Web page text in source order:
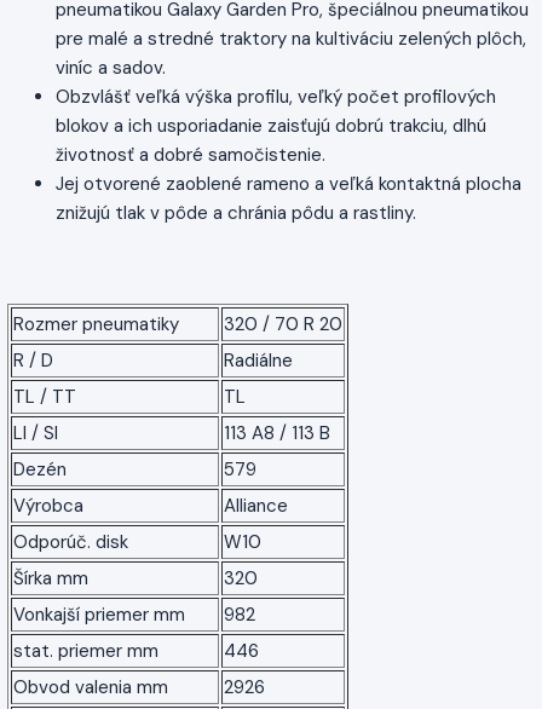
pneumatikou Galaxy Garden Pro, špeciálnou pneumatikou
pre malé a stredné traktory na kultiváciu zelených plôch,
viníc a sadov.
Obzvlášť veľká výška profilu, veľký počet profilových
blokov a ich usporiadanie zaisťujú dobrú trakciu, dlhú
životnosť a dobré samočistenie.
Jej otvorené zaoblené rameno a veľká kontaktná plocha
znižujú tlak v pôde a chránia pôdu a rastliny.
Rozmer pneumatiky
320 / 70 R 20
R / D
Radiálne
TL / TT
TL
LI / SI
113 A8 / 113 B
Dezén
579
Výrobca
Alliance
Odporúč. disk
W10
Šírka mm
320
Vonkajší priemer mm
982
stat. priemer mm
446
Obvod valenia mm
2926